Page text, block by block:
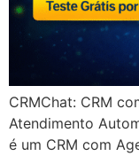
CRMChat: CRM
Atendimento
é um CRM com